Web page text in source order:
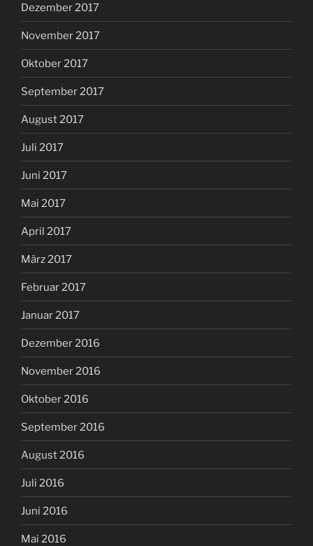
Dezember 2017
November 2017
Oktober 2017
September 2017
August 2017
Juli 2017
Juni 2017
Mai 2017
April 2017
März 2017
Februar 2017
Januar 2017
Dezember 2016
November 2016
Oktober 2016
September 2016
August 2016
Juli 2016
Juni 2016
Mai 2016